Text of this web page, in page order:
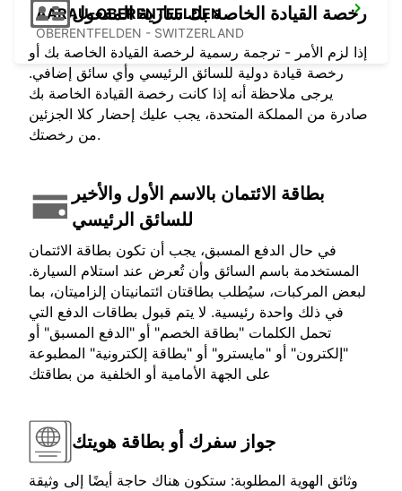
AARAU-OBERENTFELDEN
OBERENTFELDEN - SWITZERLAND
رخصة القيادة الخاصة بك سارية المفعول
إذا لزم الأمر - ترجمة رسمية لرخصة القيادة الخاصة بك أو
رخصة قيادة دولية للسائق الرئيسي وأي سائق إضافي.
يرجى ملاحظة أنه إذا كانت رخصة القيادة الخاصة بك
صادرة من المملكة المتحدة، يجب عليك إحضار كلا الجزئين
من رخصتك.
بطاقة الائتمان بالاسم الأول والأخير
للسائق الرئيسي
في حال الدفع المسبق، يجب أن تكون بطاقة الائتمان
المستخدمة باسم السائق وأن تُعرض عند استلام السيارة.
لبعض المركبات، سيُطلب بطاقتان ائتمانيتان إلزاميتان، بما
في ذلك واحدة رئيسية. لا يتم قبول بطاقات الدفع التي
تحمل الكلمات "بطاقة الخصم" أو "الدفع المسبق" أو
"إلكترون" أو "مايسترو" أو "بطاقة إلكترونية" المطبوعة
على الجهة الأمامية أو الخلفية من بطاقتك
جواز سفرك أو بطاقة هويتك
وثائق الهوية المطلوبة: ستكون هناك حاجة أيضًا إلى وثيقة